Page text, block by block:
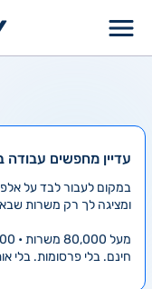
עדיין מחפשים עבודה
ומציגה לך רק משרות
מעל 80,000 משרות • 4,000 חדשות ביום
חינם. בלי פרסומות. בלי